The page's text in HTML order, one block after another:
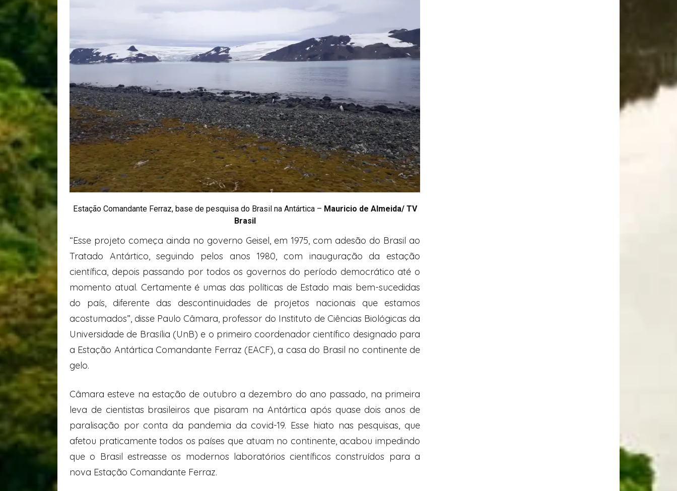
Estação Comandante Ferraz, base de pesquisa do Brasil na Antártica – Mauricio de Almeida/ TV
Brasil
“Esse projeto começa ainda no governo Geisel, em 1975, com adesão do Brasil ao
Tratado Antártico, seguindo pelos anos 1980, com inauguração da estação
científica, depois passando por todos os governos do período democrático até o
momento atual. Certamente é umas das políticas de Estado mais bem-sucedidas
do país, diferente das descontinuidades de projetos nacionais que estamos
acostumados”, disse Paulo Câmara, professor do Instituto de Ciências Biológicas da
Universidade de Brasília (UnB) e o primeiro coordenador científico designado para
a Estação Antártica Comandante Ferraz (EACF), a casa do Brasil no continente de
gelo.
Câmara esteve na estação de outubro a dezembro do ano passado, na primeira
leva de cientistas brasileiros que pisaram na Antártica após quase dois anos de
paralisação por conta da pandemia da covid-19. Esse hiato nas pesquisas, que
afetou praticamente todos os países que atuam no continente, acabou impedindo
que o Brasil estreasse os modernos laboratórios científicos construídos para a
nova Estação Comandante Ferraz.